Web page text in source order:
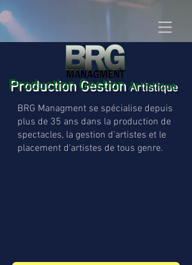
Production Gestion Artistique
BRG Managment se spécialise depuis
plus de 35 ans dans la production de
spectacles, la gestion d'artistes et le
placement d'artistes de tous genre.